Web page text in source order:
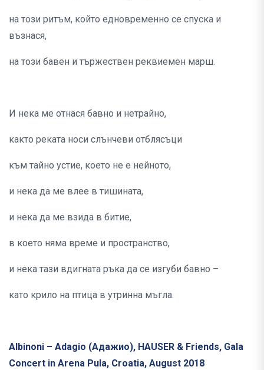
на този ритъм, който едновременно се спуска и
възнася,
на този бавен и тържествен реквиемен марш.
И нека ме отнася бавно и нетрайно,
както реката носи слънчеви отблясъци
към тайно устие, което не е нейното,
и нека да ме влее в тишината,
и нека да ме взида в битие,
в което няма време и пространство,
и нека тази вдигната ръка да се изгуби бавно –
като крило на птица в утринна мъгла.
Albinoni – Adagio (Адажио), HAUSER & Friends, Gala
Concert in Arena Pula, Croatia, August 2018